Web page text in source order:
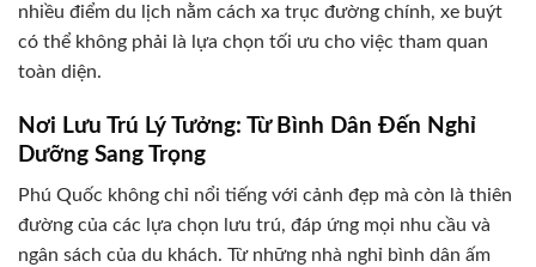
nhiều điểm du lịch nằm cách xa trục đường chính, xe buýt
có thể không phải là lựa chọn tối ưu cho việc tham quan
toàn diện.
Nơi Lưu Trú Lý Tưởng: Từ Bình Dân Đến Nghỉ
Dưỡng Sang Trọng
Phú Quốc không chỉ nổi tiếng với cảnh đẹp mà còn là thiên
đường của các lựa chọn lưu trú, đáp ứng mọi nhu cầu và
ngân sách của du khách. Từ những nhà nghỉ bình dân ấm